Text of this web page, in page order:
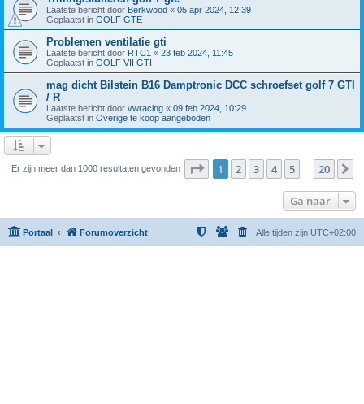
Laatste bericht door Berkwood « 05 apr 2024, 12:39
Geplaatst in GOLF GTE
Problemen ventilatie gti
Laatste bericht door RTC1 « 23 feb 2024, 11:45
Geplaatst in GOLF VII GTI
mag dicht Bilstein B16 Damptronic DCC schroefset golf 7 GTI
/ R
Laatste bericht door vwracing « 09 feb 2024, 10:29
Geplaatst in Overige te koop aangeboden
Er zijn meer dan 1000 resultaten gevonden Pagina van 20
1 2 3 4 5 20
Ga naar
Portaal Forumoverzicht Alle tijden zijn UTC+02:00